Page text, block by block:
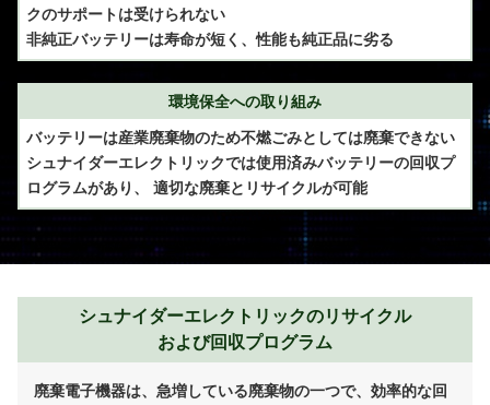
クのサポートは受けられない
非純正バッテリーは寿命が短く、性能も純正品に劣る
環境保全への取り組み
バッテリーは産業廃棄物のため不燃ごみとしては廃棄できない
シュナイダーエレクトリックでは使用済みバッテリーの回収プ
ログラムがあり、 適切な廃棄とリサイクルが可能
シュナイダーエレクトリックのリサイクル
および回収プログラム
廃棄電子機器は、急増している廃棄物の一つで、効率的な回